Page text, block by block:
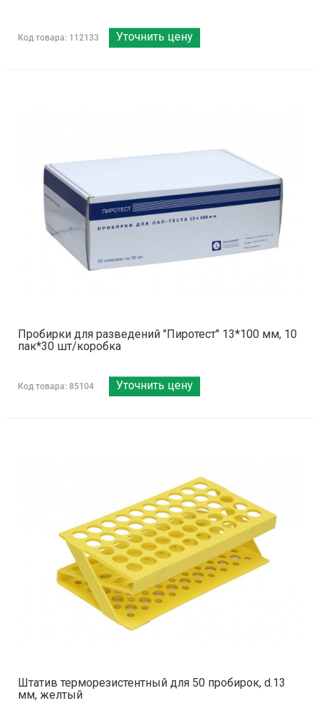
Код товара: 112133 Уточнить цену
Пробирки для разведений "Пиротест" 13*100 мм, 10
пак*30 шт/коробка
Код товара: 85104 Уточнить цену
Штатив терморезистентный для 50 пробирок, d.13
мм, желтый